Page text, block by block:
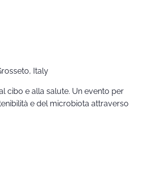
Italy
cibo e alla salute. Un evento per
e del microbiota attraverso